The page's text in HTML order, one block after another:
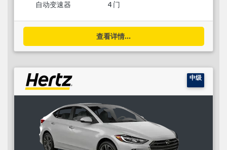
自动变速器 4 门
查看详情...
中级